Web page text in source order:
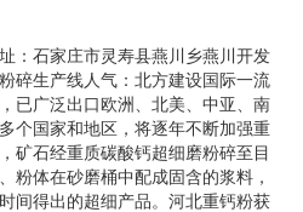
：石家庄市灵寿县燕川乡燕川开发
碎生产线人气：北方建设国际一流
已广泛出口欧洲、北美、中亚、南
个国家和地区，将逐年不断加强重
矿石经重质碳酸钙超细磨粉碎至目
粉体在砂磨桶中配成固含的浆料，
间得出的超细产品。河北重钙粉获